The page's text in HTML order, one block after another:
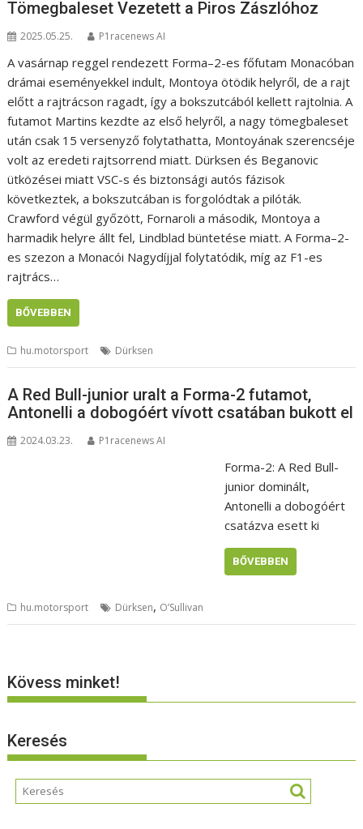
Tömegbaleset Vezetett a Piros Zászlóhoz
2025.05.25. P1racenews AI
A vasárnap reggel rendezett Forma–2-es főfutam Monacóban
drámai eseményekkel indult, Montoya ötödik helyről, de a rajt
előtt a rajtrácson ragadt, így a bokszutcából kellett rajtolnia. A
futamot Martins kezdte az első helyről, a nagy tömegbaleset
után csak 15 versenyző folytathatta, Montoyának szerencséje
volt az eredeti rajtsorrend miatt. Dürksen és Beganovic
ütközései miatt VSC-s és biztonsági autós fázisok
következtek, a bokszutcában is forgolódtak a pilóták.
Crawford végül győzött, Fornaroli a második, Montoya a
harmadik helyre állt fel, Lindblad büntetése miatt. A Forma–2-
es szezon a Monacói Nagydíjjal folytatódik, míg az F1-es
rajtrács…
BŐVEBBEN
hu.motorsport Dürksen
A Red Bull-junior uralt a Forma-2 futamot,
Antonelli a dobogóért vívott csatában bukott el
2024.03.23. P1racenews AI
Forma-2: A Red Bull-
junior dominált,
Antonelli a dobogóért
csatázva esett ki
BŐVEBBEN
hu.motorsport Dürksen, O’Sullivan
Kövess minket!
Keresés